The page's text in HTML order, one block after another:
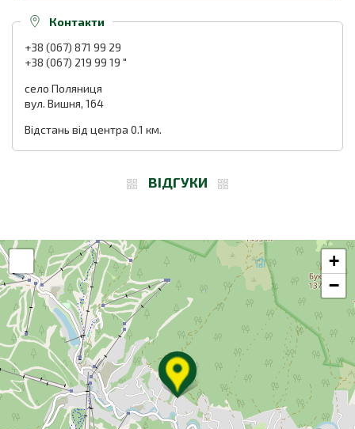
Контакти
+38 (067) 871 99 29
+38 (067) 219 99 19 "
село Поляниця
вул. Вишня, 164
Відстань від центра 0.1 км.
ВІДГУКИ
+
−